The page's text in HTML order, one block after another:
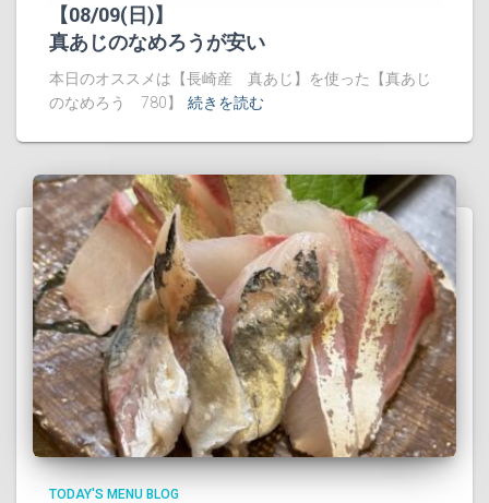
【08/09(日)】
真あじのなめろうが安い
本日のオススメは【長崎産 真あじ】を使った【真あじ
のなめろう 780】
続きを読む
TODAY'S MENU BLOG